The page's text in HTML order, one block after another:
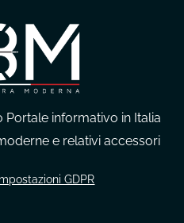
Portale informativo in Italia
e relativi accessori
Impostazioni GDPR